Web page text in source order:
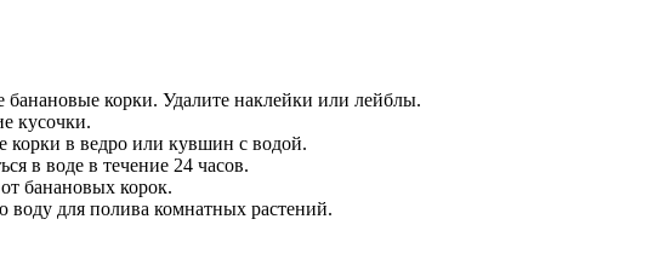
корки. Удалите наклейки или лейблы.
кусочки.
корки в ведро или кувшин с водой.
в воде в течение 24 часов.
банановых корок.
для полива комнатных растений.